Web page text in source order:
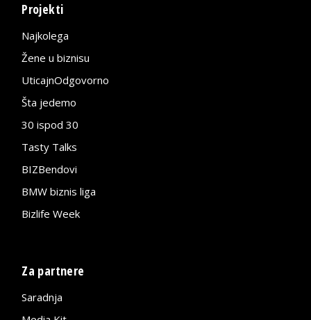
Projekti
Najkolega
Žene u biznisu
UticajnOdgovorno
Šta jedemo
30 ispod 30
Tasty Talks
BIZBendovi
BMW biznis liga
Bizlife Week
Za partnere
Saradnja